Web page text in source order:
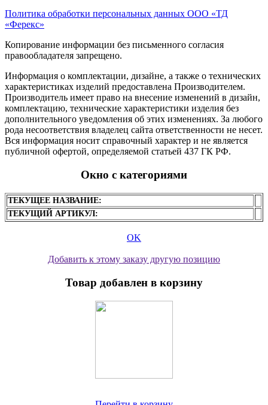
Политика обработки персональных данных ООО «ТД
«Ферекс»
Копирование информации без письменного согласия
правообладателя запрещено.
Информация о комплектации, дизайне, а также о технических
характеристиках изделий предоставлена Производителем.
Производитель имеет право на внесение изменений в дизайн,
комплектацию, технические характеристики изделия без
дополнительного уведомления об этих изменениях. За любого
рода несоответствия владелец сайта ответственности не несет.
Вся информация носит справочный характер и не является
публичной офертой, определяемой статьей 437 ГК РФ.
Окно с категориями
ТЕКУЩЕЕ НАЗВАНИЕ:
ТЕКУЩИЙ АРТИКУЛ:
OK
Добавить к этому заказу другую позицию
Товар добавлен в корзину